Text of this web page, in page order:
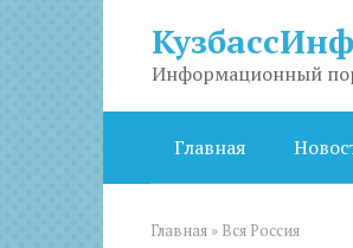
Информационный
Главная
Главная » Вся Россия